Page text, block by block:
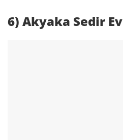
6) Akyaka Sedir Ev